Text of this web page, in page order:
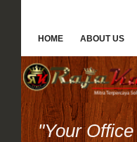
HOME ABOUT US
"Your